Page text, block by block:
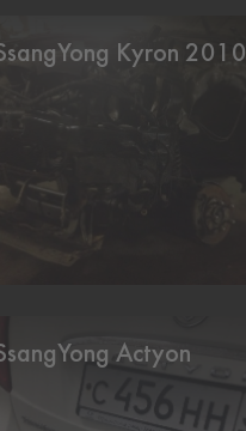
Kyron 2010
Actyon